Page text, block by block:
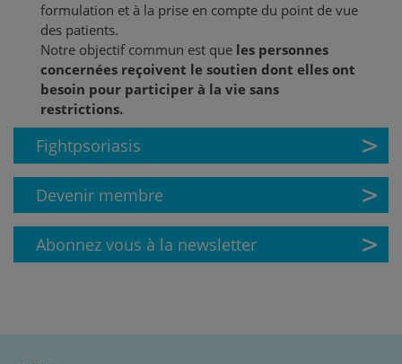
formulation et à la prise en compte du point de vue
des patients.
Notre objectif commun est que les personnes
concernées reçoivent le soutien dont elles ont
besoin pour participer à la vie sans
restrictions.
Fightpsoriasis
Devenir membre
Abonnez vous à la newsletter